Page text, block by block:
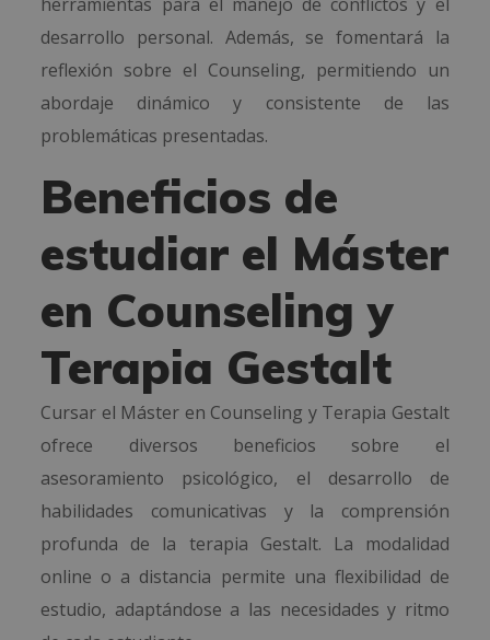
desarrollo personal. Además, se fomentará la
reflexión sobre el Counseling, permitiendo un
abordaje dinámico y consistente de las
problemáticas presentadas.
Beneficios de
estudiar el Máster
en Counseling y
Terapia Gestalt
Cursar el Máster en Counseling y Terapia Gestalt
ofrece diversos beneficios sobre el
asesoramiento psicológico, el desarrollo de
habilidades comunicativas y la comprensión
profunda de la terapia Gestalt. La modalidad
online o a distancia permite una flexibilidad de
estudio, adaptándose a las necesidades y ritmo